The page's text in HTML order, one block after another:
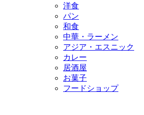
洋食
パン
和食
中華・ラーメン
アジア・エスニック
カレー
居酒屋
お菓子
フードショップ